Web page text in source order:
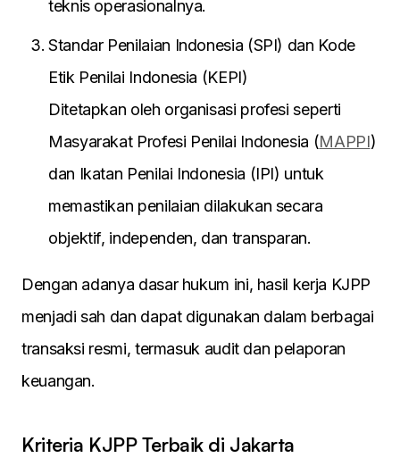
teknis operasionalnya.
Standar Penilaian Indonesia (SPI) dan Kode
Etik Penilai Indonesia (KEPI)
Ditetapkan oleh organisasi profesi seperti
Masyarakat Profesi Penilai Indonesia (MAPPI)
dan Ikatan Penilai Indonesia (IPI) untuk
memastikan penilaian dilakukan secara
objektif, independen, dan transparan.
Dengan adanya dasar hukum ini, hasil kerja KJPP
menjadi sah dan dapat digunakan dalam berbagai
transaksi resmi, termasuk audit dan pelaporan
keuangan.
Kriteria KJPP Terbaik di Jakarta